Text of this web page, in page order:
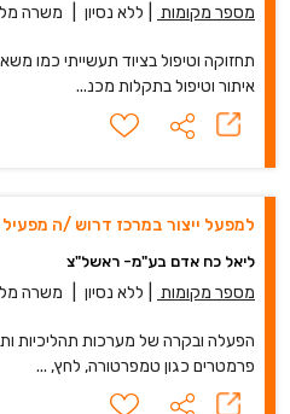
מספר מקומות ללא נסיון משרה
תחזוקה וטיפול בציוד תעשייתי כמו
איתור וטיפול בתקלות מכנ...
למפעל ייצור במרכז דרוש /ה
ליאל כח אדם בע"מ- ראשל"צ
מספר מקומות ללא נסיון משרה
הפעלה ובקרה של מערכות תהליכיות
פרמטרים כגון טמפרטורה, לחץ, ...